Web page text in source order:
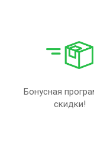
Бонусная
скидки!